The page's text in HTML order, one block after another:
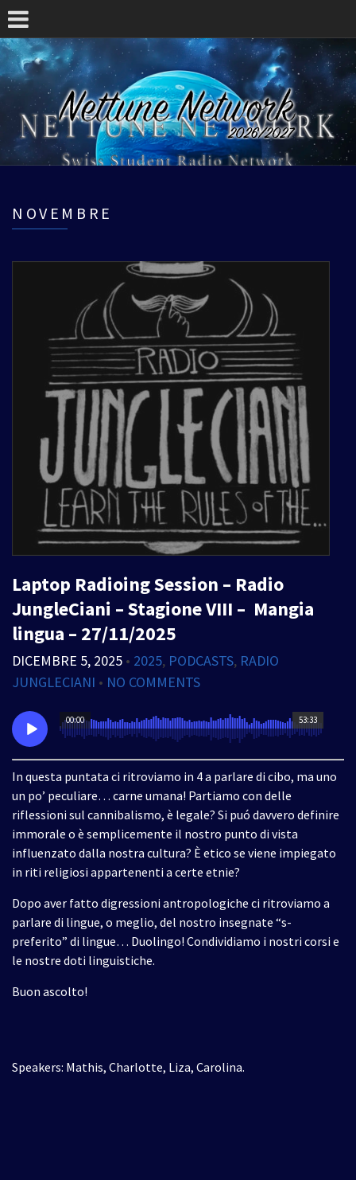
NOVEMBRE
Laptop Radioing Session – Radio
JungleCiani – Stagione VIII – Mangia
lingua – 27/11/2025
DICEMBRE 5, 2025 • 2025, PODCASTS, RADIO
JUNGLECIANI • NO COMMENTS
53:33
00:00
In questa puntata ci ritroviamo in 4 a parlare di cibo, ma uno
un po’ peculiare… carne umana! Partiamo con delle
riflessioni sul cannibalismo, è legale? Si puó davvero definire
immorale o è semplicemente il nostro punto di vista
influenzato dalla nostra cultura? È etico se viene impiegato
in riti religiosi appartenenti a certe etnie?
Dopo aver fatto digressioni antropologiche ci ritroviamo a
parlare di lingue, o meglio, del nostro insegnate “s-
preferito” di lingue… Duolingo! Condividiamo i nostri corsi e
le nostre doti linguistiche.
Buon ascolto!
Speakers: Mathis, Charlotte, Liza, Carolina.